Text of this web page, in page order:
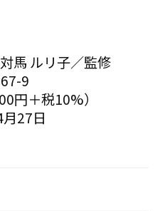
馬 ルリ子／監修
9
円＋税10%）
27日